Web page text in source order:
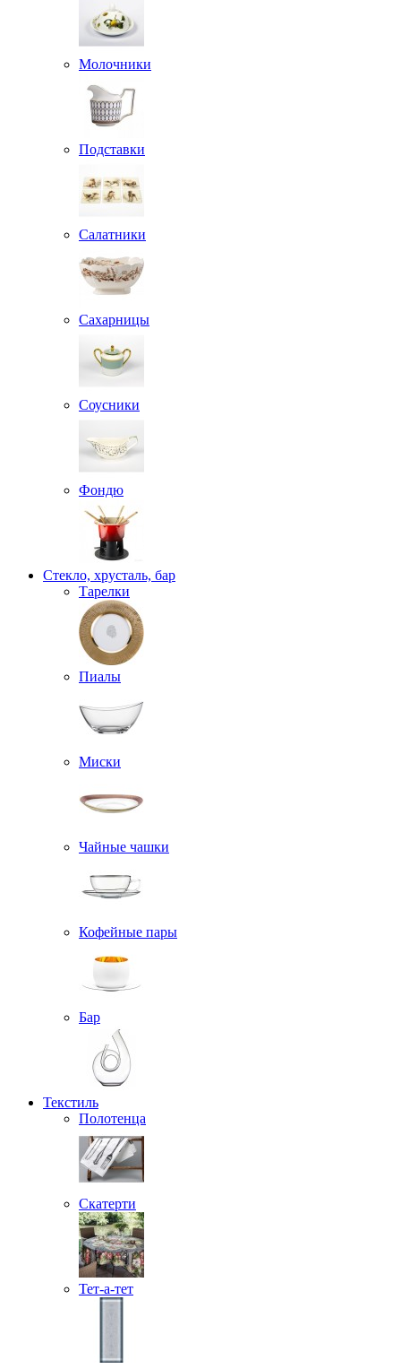
Молочники
Подставки
Салатники
Сахарницы
Соусники
Фондю
Стекло, хрусталь, бар
Тарелки
Пиалы
Миски
Чайные чашки
Кофейные пары
Бар
Текстиль
Полотенца
Скатерти
Тет-а-тет